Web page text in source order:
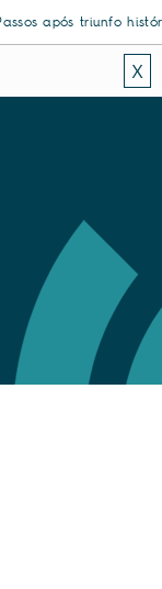
triunfo histórico
X